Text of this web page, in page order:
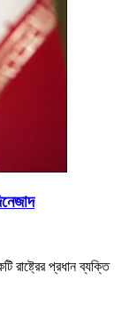
রাষ্ট্রের প্রধান ব্যক্তি